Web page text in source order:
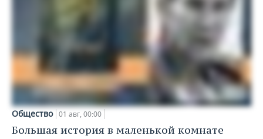
Общество 01 авг, 00:00
Большая история в маленькой комнате